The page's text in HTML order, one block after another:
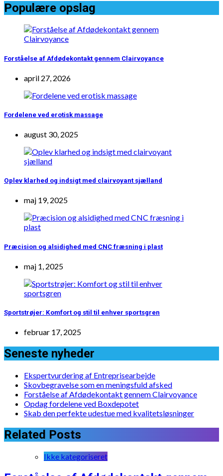
Populære opslag
Forståelse af Afdødekontakt gennem Clairvoyance
april 27, 2026
Fordelene ved erotisk massage
august 30, 2025
Oplev klarhed og indsigt med clairvoyant sjælland
maj 19, 2025
Præcision og alsidighed med CNC fræsning i plast
maj 1, 2025
Sportstrøjer: Komfort og stil til enhver sportsgren
februar 17, 2025
Seneste nyheder
Ekspertvurdering af Entreprisearbejde
Skovbegravelse som en meningsfuld afsked
Forståelse af Afdødekontakt gennem Clairvoyance
Opdag fordelene ved Boxdepotet
Skab den perfekte udestue med kvalitetsløsninger
Related Posts
Ikke kategoriseret